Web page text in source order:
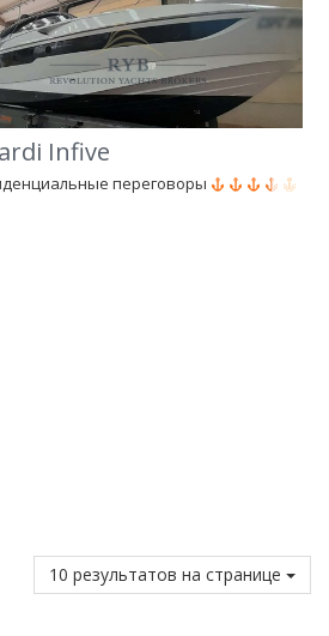
Infive
переговоры
10 результатов на странице